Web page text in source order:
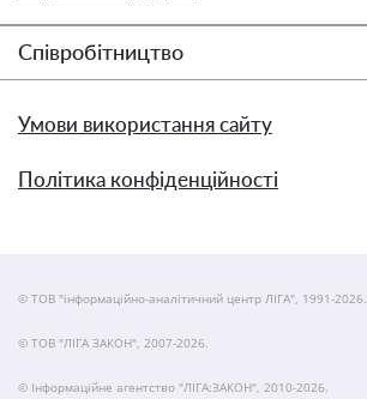
Співробітництво
Умови використання сайту
Політика конфіденційності
© ТОВ "інформаційно-аналітичний центр ЛІГА", 1991-2026.
© ТОВ "ЛІГА ЗАКОН", 2007-2026.
© Інформаційне агентство "ЛІГА:ЗАКОН", 2010-2026.